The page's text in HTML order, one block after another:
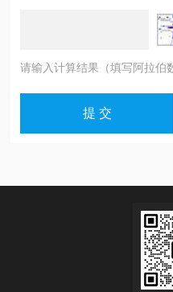
请输入计算结果（填写阿拉伯